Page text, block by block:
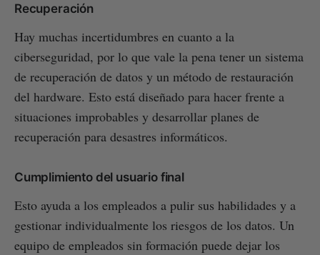
Recuperación
Hay muchas incertidumbres en cuanto a la
ciberseguridad, por lo que vale la pena tener un sistema
de recuperación de datos y un método de restauración
del hardware. Esto está diseñado para hacer frente a
situaciones improbables y desarrollar planes de
recuperación para desastres informáticos.
Cumplimiento del usuario final
Esto ayuda a los empleados a pulir sus habilidades y a
gestionar individualmente los riesgos de los datos. Un
equipo de empleados sin formación puede dejar los